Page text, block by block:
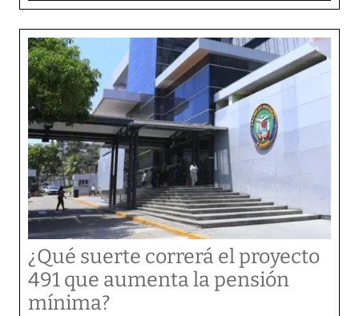
¿Qué suerte correrá el proyecto
491 que aumenta la pensión
mínima?